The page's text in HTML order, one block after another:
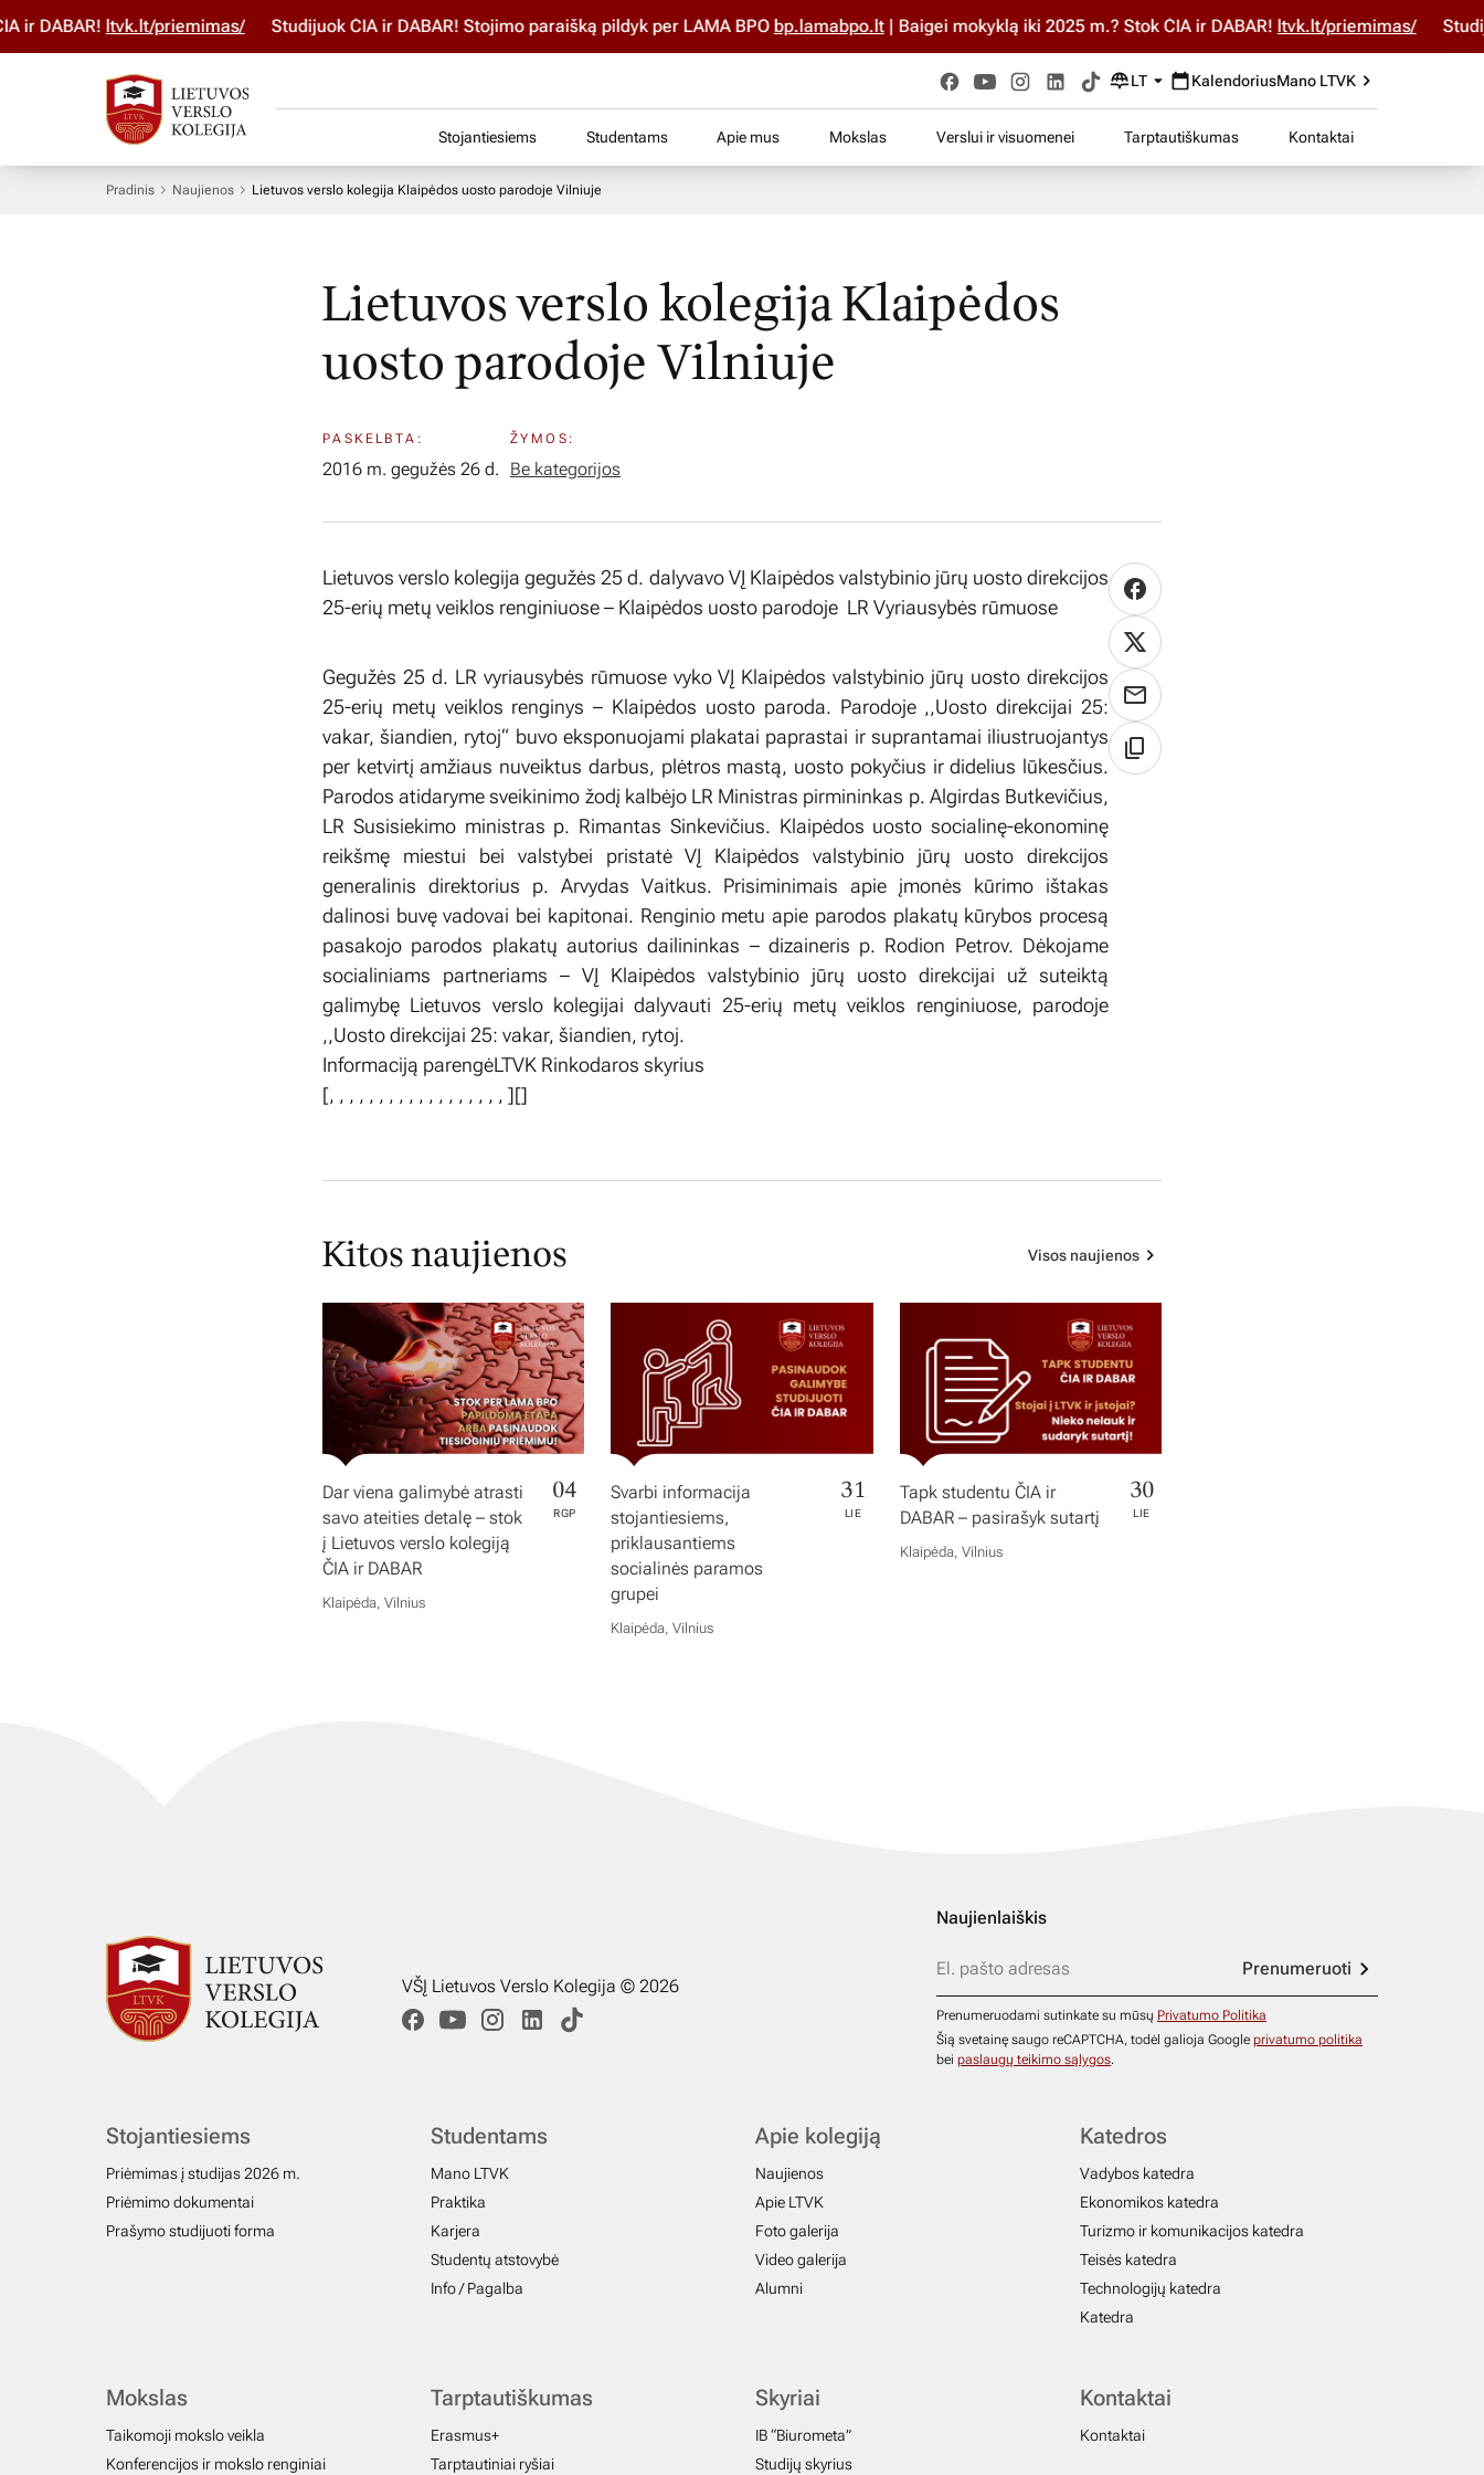
DABAR!ltvk.lt/priemimas/ Studijuok ČIA ir DABAR! Stojimo paraišką pildyk per LAMA BPObp.lamabpo.lt| Baigei mokyklą iki 2025 m.? Stok ČIA ir DABAR!ltvk.lt/priemimas/
LT KalendoriusMano LTVK
Stojantiesiems Studentams Apie mus Mokslas Verslui ir visuomenei Tarptautiškumas Kontaktai
Pradinis Naujienos Lietuvos verslo kolegija Klaipėdos uosto parodoje Vilniuje
Lietuvos verslo kolegija Klaipėdos
uosto parodoje Vilniuje
PASKELBTA:
2016 m. gegužės 26 d.
ŽYMOS:
Be kategorijos
Lietuvos verslo kolegija gegužės 25 d. dalyvavo VĮ Klaipėdos valstybinio jūrų uosto direkcijos
25-erių metų veiklos renginiuose – Klaipėdos uosto parodoje LR Vyriausybės rūmuose
Gegužės 25 d. LR vyriausybės rūmuose vyko VĮ Klaipėdos valstybinio jūrų uosto direkcijos
25-erių metų veiklos renginys – Klaipėdos uosto paroda. Parodoje ,,Uosto direkcijai 25:
vakar, šiandien, rytoj“ buvo eksponuojami plakatai paprastai ir suprantamai iliustruojantys
per ketvirtį amžiaus nuveiktus darbus, plėtros mastą, uosto pokyčius ir didelius lūkesčius.
Parodos atidaryme sveikinimo žodį kalbėjo LR Ministras pirmininkas p. Algirdas Butkevičius,
LR Susisiekimo ministras p. Rimantas Sinkevičius. Klaipėdos uosto socialinę-ekonominę
reikšmę miestui bei valstybei pristatė VĮ Klaipėdos valstybinio jūrų uosto direkcijos
generalinis direktorius p. Arvydas Vaitkus. Prisiminimais apie įmonės kūrimo ištakas
dalinosi buvę vadovai bei kapitonai. Renginio metu apie parodos plakatų kūrybos procesą
pasakojo parodos plakatų autorius dailininkas – dizaineris p. Rodion Petrov. Dėkojame
socialiniams partneriams – VĮ Klaipėdos valstybinio jūrų uosto direkcijai už suteiktą
galimybę Lietuvos verslo kolegijai dalyvauti 25-erių metų veiklos renginiuose, parodoje
,,Uosto direkcijai 25: vakar, šiandien, rytoj.
Informaciją parengėLTVK Rinkodaros skyrius
[, , , , , , , , , , , , , , , , , , ][]
Kitos naujienos Visos naujienos
Dar viena galimybė atrasti
savo ateities detalę – stok
į Lietuvos verslo kolegiją
ČIA ir DABAR
04
RGP
Klaipėda, Vilnius
Svarbi informacija
stojantiesiems,
priklausantiems
socialinės paramos
grupei
31
LIE
Klaipėda, Vilnius
Tapk studentu ČIA ir
DABAR – pasirašyk sutartį
30
LIE
Klaipėda, Vilnius
VŠĮ Lietuvos Verslo Kolegija © 2026
Naujienlaiškis
Prenumeruoti
Prenumeruodami sutinkate su mūsų Privatumo Politika
Šią svetainę saugo reCAPTCHA, todėl galioja Google privatumo politika
bei paslaugų teikimo sąlygos.
Stojantiesiems
Priėmimas į studijas 2026 m.
Priėmimo dokumentai
Prašymo studijuoti forma
Studentams
Mano LTVK
Praktika
Karjera
Studentų atstovybė
Info / Pagalba
Apie kolegiją
Naujienos
Apie LTVK
Foto galerija
Video galerija
Alumni
Katedros
Vadybos katedra
Ekonomikos katedra
Turizmo ir komunikacijos katedra
Teisės katedra
Technologijų katedra
Katedra
Mokslas
Taikomoji mokslo veikla
Konferencijos ir mokslo renginiai
Tarptautiškumas
Erasmus+
Tarptautiniai ryšiai
Skyriai
IB “Biurometa”
Studijų skyrius
Kontaktai
Kontaktai